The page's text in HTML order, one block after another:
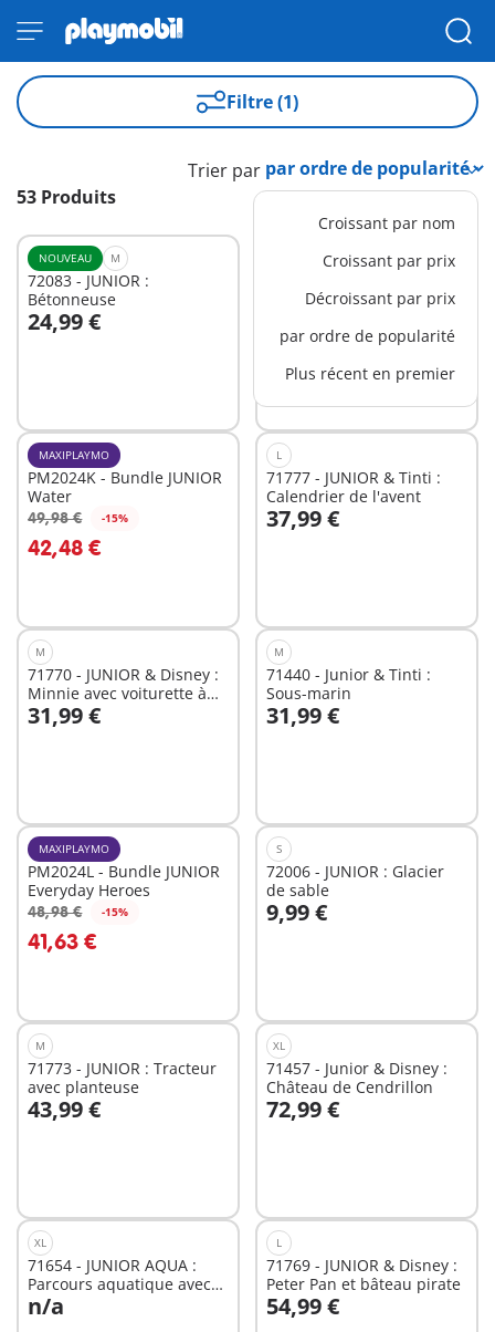
Filtre (1)
53 Produits
Trier par
Croissant par nom
Croissant par prix
Décroissant par prix
par ordre de popularité
Plus récent en premier
NOUVEAU M
72083 - JUNIOR :
Bétonneuse
24,99 €
Au panier
NOUVEAU S
d'anniversaire
Au panier
MAXIPLAYMO
PM2024K - Bundle JUNIOR
Water
49,98 € -15%
42,48 €
Au panier
L
71777 - JUNIOR & Tinti :
Calendrier de l'avent
37,99 €
Au panier
M
71770 - JUNIOR & Disney :
Minnie avec voiturette à
fruits
31,99 €
Au panier
M
71440 - Junior & Tinti :
Sous-marin
31,99 €
Au panier
MAXIPLAYMO
PM2024L - Bundle JUNIOR
Everyday Heroes
48,98 € -15%
41,63 €
Au panier
S
72006 - JUNIOR : Glacier
de sable
9,99 €
Au panier
M
71773 - JUNIOR : Tracteur
avec planteuse
43,99 €
Au panier
XL
71457 - Junior & Disney :
Château de Cendrillon
72,99 €
Au panier
XL
71654 - JUNIOR AQUA :
Parcours aquatique avec
jeux d'eau et effets d'app
n/a
L
71769 - JUNIOR & Disney :
Peter Pan et bâteau pirate
54,99 €
Au panier